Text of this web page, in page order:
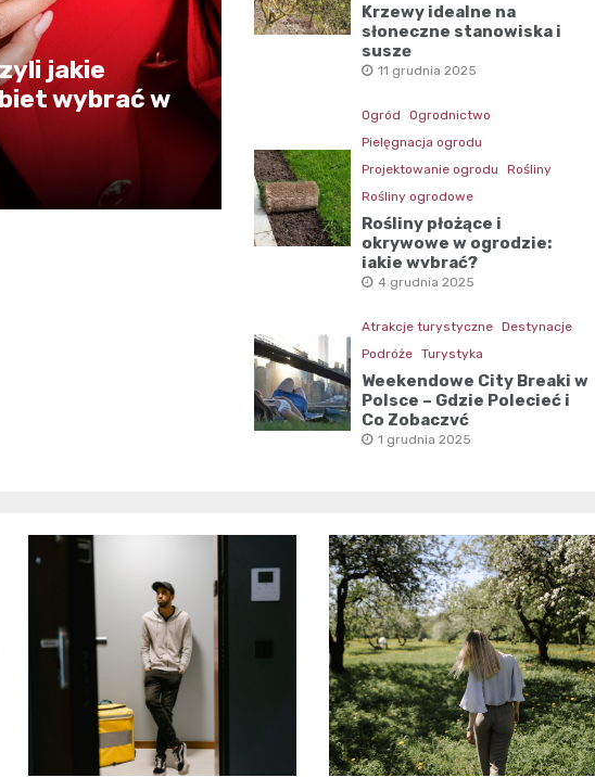
jakie
wybrać w
Krzewy idealne na
słoneczne stanowiska i
suszę
11 grudnia 2025
Ogród
Ogrodnictwo
Pielęgnacja ogrodu
Projektowanie ogrodu
Rośliny
Rośliny ogrodowe
Rośliny płożące i
okrywowe w ogrodzie:
jakie wybrać?
4 grudnia 2025
Atrakcje turystyczne Destynacje
Podróże Turystyka
Weekendowe City Breaki w
Polsce – Gdzie Polecieć i
Co Zobaczyć
1 grudnia 2025